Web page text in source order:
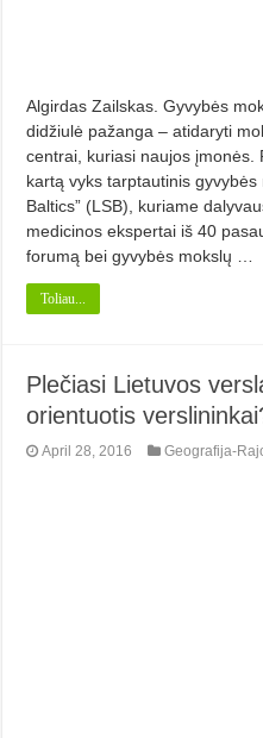
Algirdas Zailskas. Gyvybės
didžiulė pažanga – atidaryti
centrai, kuriasi naujos įmonės.
kartą vyks tarptautinis
Baltics” (LSB), kuriame
medicinos ekspertai iš 40
forumą bei gyvybės mokslų …
Toliau...
Plečiasi Lietuvos
orientuotis
April 28, 2016 Geografija-